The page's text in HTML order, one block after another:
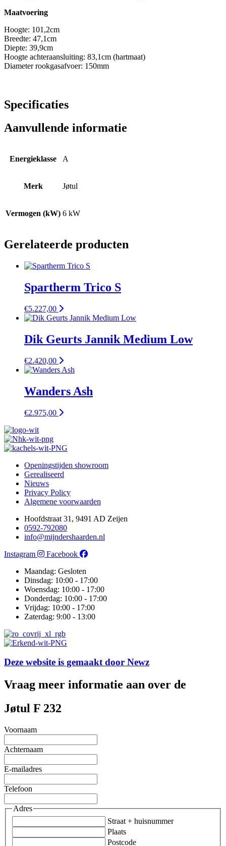
Maatvoering
Hoogte: 101,2cm
Breedte: 47,1cm
Diepte: 39,9cm
Hoogte achteraansluiting: 83,1cm (hartmaat)
Diameter rookgasafvoer: 150mm
Specificaties
Aanvullende informatie
Energieklasse A
Merk Jøtul
Vermogen (kW) 6 kW
Gerelateerde producten
Spartherm Trico S
€5.227,00
Dik Geurts Jannik Medium Low
€2.420,00
Wanders Ash
€2.975,00
Openingstijden showroom
Gerealiseerd
Nieuws
Privacy Policy
Algemene voorwaarden
Hoofdstraat 31, 9491 AD Zeijen
0592-792080
info@mijndershaarden.nl
Instagram
Facebook
Maandag: Gesloten
Dinsdag: 10:00 - 17:00
Woensdag: 10:00 - 17:00
Donderdag: 10:00 - 17:00
Vrijdag: 10:00 - 17:00
Zaterdag: 9:00 - 13:00
Deze website is gemaakt door Newz
Vraag meer informatie aan over de
Jøtul F 232
Voornaam
Achternaam
E-mailadres
Telefoon
Adres
Straat + huisnummer
Plaats
Postcode